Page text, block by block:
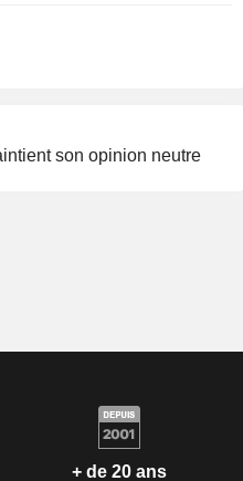
son opinion neutre
+ de 20 ans